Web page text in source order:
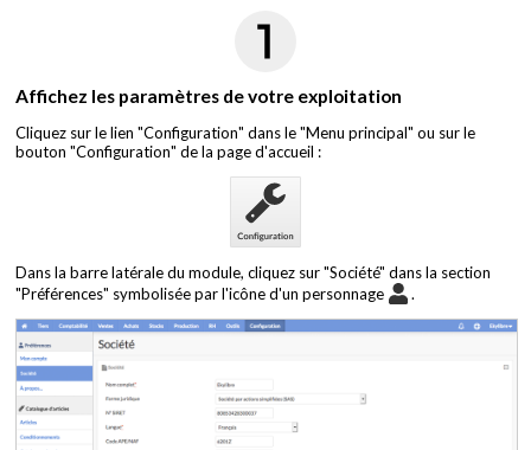
Affichez les paramètres de votre exploitation
Cliquez sur le lien "Configuration" dans le "Menu principal" ou sur le
bouton "Configuration" de la page d'accueil :
Dans la barre latérale du module, cliquez sur "Société" dans la section
"Préférences" symbolisée par l'icône d'un personnage
.